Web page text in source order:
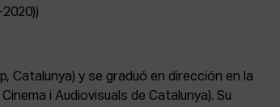
Catalunya) y se graduó en dirección en la
i Audiovisuals de Catalunya). Su